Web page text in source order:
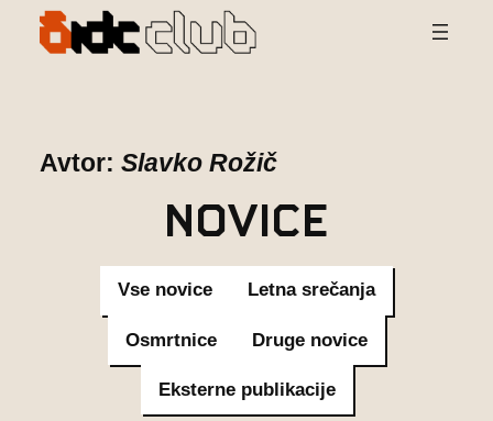
Preskoči
Avtor: Slavko Rožič
Novice
Vse novice Letna srečanja
Osmrtnice Druge novice
Eksterne publikacije